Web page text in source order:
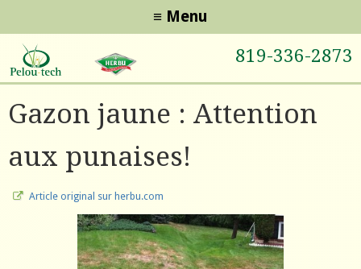
≡ Menu
819-336-2873
Vous êtes ici
Gazon jaune : Attention
aux punaises!
Article original sur herbu.com